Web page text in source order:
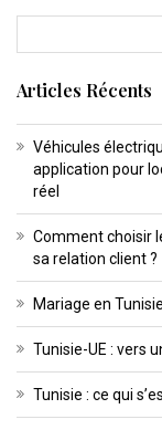
Articles Récents
Véhicules
application pour
réel
Comment choisir
sa relation client ?
Mariage en
Tunisie-UE : vers
Tunisie : ce qui